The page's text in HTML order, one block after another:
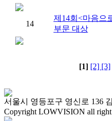
14
제14회<마음으
부문 대상
[1] [2] [3]
서울시 영등포구 영신로 136
Copyright LOWVISION all right